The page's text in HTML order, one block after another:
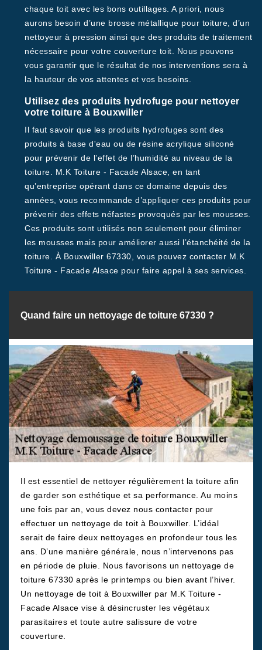
chaque toit avec les bons outillages. A priori, nous
aurons besoin d’une brosse métallique pour toiture, d’un
nettoyeur à pression ainsi que des produits de traitement
nécessaire pour votre couverture toit. Nous pouvons
vous garantir que le résultat de nos interventions sera à
la hauteur de vos attentes et vos besoins.
Utilisez des produits hydrofuge pour nettoyer
votre toiture à Bouxwiller
Il faut savoir que les produits hydrofuges sont des
produits à base d'eau ou de résine acrylique siliconé
pour prévenir de l’effet de l’humidité au niveau de la
toiture. M.K Toiture - Facade Alsace, en tant
qu’entreprise opérant dans ce domaine depuis des
années, vous recommande d’appliquer ces produits pour
prévenir des effets néfastes provoqués par les mousses.
Ces produits sont utilisés non seulement pour éliminer
les mousses mais pour améliorer aussi l’étanchéité de la
toiture. À Bouxwiller 67330, vous pouvez contacter M.K
Toiture - Facade Alsace pour faire appel à ses services.
Quand faire un nettoyage de toiture 67330 ?
Il est essentiel de nettoyer régulièrement la toiture afin
de garder son esthétique et sa performance. Au moins
une fois par an, vous devez nous contacter pour
effectuer un nettoyage de toit à Bouxwiller. L’idéal
serait de faire deux nettoyages en profondeur tous les
ans. D’une manière générale, nous n’intervenons pas
en période de pluie. Nous favorisons un nettoyage de
toiture 67330 après le printemps ou bien avant l’hiver.
Un nettoyage de toit à Bouxwiller par M.K Toiture -
Facade Alsace vise à désincruster les végétaux
parasitaires et toute autre salissure de votre
couverture.